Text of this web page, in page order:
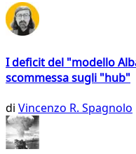
I deficit del "modello
scommessa sugli "hub"
di Vincenzo R. Spagnolo